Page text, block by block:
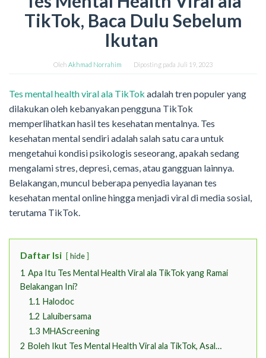
TikTok, Baca Dulu Sebelum
Ikutan
Oleh Akhmad Norrahim Diposting pada Juli 19, 2023
Tes mental health viral ala TikTok adalah tren populer yang
dilakukan oleh kebanyakan pengguna TikTok
memperlihatkan hasil tes kesehatan mentalnya. Tes
kesehatan mental sendiri adalah salah satu cara untuk
mengetahui kondisi psikologis seseorang, apakah sedang
mengalami stres, depresi, cemas, atau gangguan lainnya.
Belakangan, muncul beberapa penyedia layanan tes
kesehatan mental online hingga menjadi viral di media sosial,
terutama TikTok.
Daftar Isi hide
1 Apa Itu Tes Mental Health Viral ala TikTok yang Ramai
Belakangan Ini?
1.1 Halodoc
1.2 Laluibersama
1.3 MHAScreening
2 Boleh Ikut Tes Mental Health Viral ala TikTok, Asal…